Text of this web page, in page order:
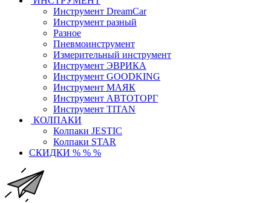
Инструмент DreamCar
Инструмент разный
Разное
Пневмоинструмент
Измерительный инструмент
Инструмент ЭВРИКА
Инструмент GOODKING
Инструмент МАЯК
Инструмент АВТОТОРГ
Инструмент TITAN
КОЛПАКИ
Колпаки JESTIC
Колпаки STAR
СКИДКИ % % %